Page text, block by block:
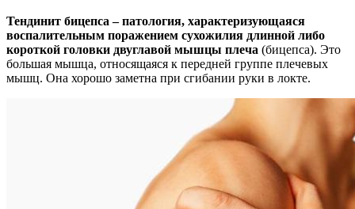
Тендинит бицепса – патология, характеризующаяся
воспалительным поражением сухожилия длинной либо
короткой головки двуглавой мышцы плеча (бицепса). Это
большая мышца, относящаяся к передней группе плечевых
мышц. Она хорошо заметна при сгибании руки в локте.